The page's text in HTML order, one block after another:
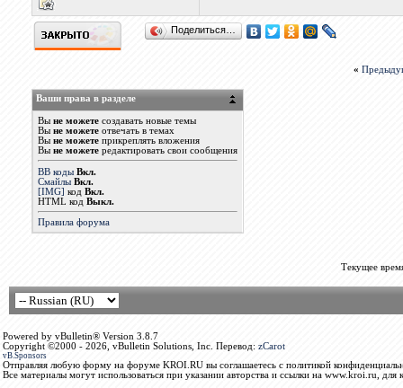
Поделиться…
«
Ваши права в разделе
Вы не можетесоздавать новые темы
Вы не можетеотвечать в темах
Вы не можетеприкреплять вложения
Вы не можетередактировать свои сообщения
BB коды Вкл.
Смайлы Вкл.
[IMG] код Вкл.
HTML код Выкл.
Правила форума
Текущее
Powered by vBulletin® Version 3.8.7
Copyright ©2000 - 2026, vBulletin Solutions, Inc. Перевод: zCarot
vB.Sponsors
Отправляя любую форму на форуме KROI.RU вы соглашаетесь с политикой
Все материалы могут использоваться при указании авторства и ссылки на www.kroi.ru, для